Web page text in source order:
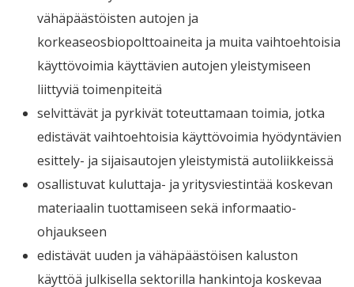
vähäpäästöisten autojen ja
korkeaseosbiopolttoaineita ja muita vaihtoehtoisia
käyttövoimia käyttävien autojen yleistymiseen
liittyviä toimenpiteitä
selvittävät ja pyrkivät toteuttamaan toimia, jotka
edistävät vaihtoehtoisia käyttövoimia hyödyntävien
esittely- ja sijaisautojen yleistymistä autoliikkeissä
osallistuvat kuluttaja- ja yritysviestintää koskevan
materiaalin tuottamiseen sekä informaatio-
ohjaukseen
edistävät uuden ja vähäpäästöisen kaluston
käyttöä julkisella sektorilla hankintoja koskevaa